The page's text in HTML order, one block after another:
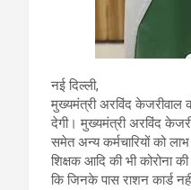
नई दिल्ली,
मुख्यमंत्री अरविंद केजरीवाल
देगी। मुख्यमंत्री अरविंद
समेत अन्य कर्मचारियों को
शिक्षक आदि की भी कोरोना
कि जिनके पास राशन कार्ड